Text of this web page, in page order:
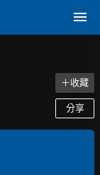
＋收藏
分享